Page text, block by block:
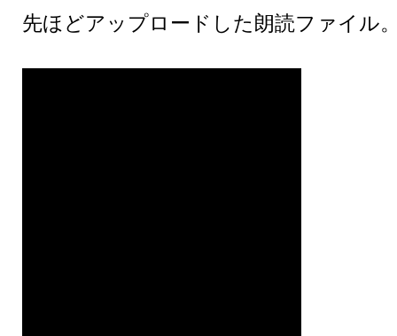
先ほどアップロードした朗読ファイル